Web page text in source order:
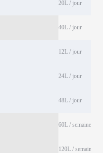
20L / jour
40L / jour
12L / jour
24L / jour
48L / jour
60L / semaine
120L / semaine